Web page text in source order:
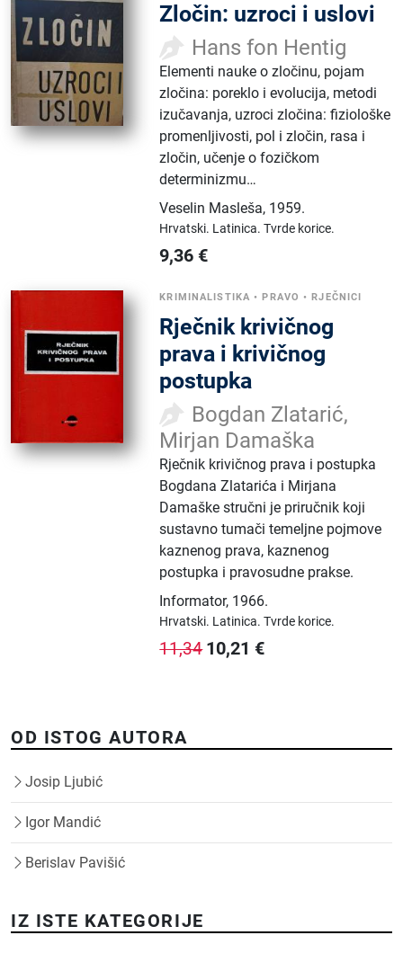
Zločin: uzroci i uslovi
Hans fon Hentig
Elementi nauke o zločinu, pojam
zločina: poreklo i evolucija, metodi
izučavanja, uzroci zločina: fiziološke
promenljivosti, pol i zločin, rasa i
zločin, učenje o fozičkom
determinizmu…
Veselin Masleša, 1959.
Hrvatski. Latinica.Tvrde korice.
9,36 €
KRIMINALISTIKA • PRAVO • RJEČNICI
Rječnik krivičnog
prava i krivičnog
postupka
Bogdan Zlatarić,
Mirjan Damaška
Rječnik krivičnog prava i postupka
Bogdana Zlatarića i Mirjana
Damaške stručni je priručnik koji
sustavno tumači temeljne pojmove
kaznenog prava, kaznenog
postupka i pravosudne prakse.
Informator, 1966.
Hrvatski. Latinica.Tvrde korice.
11,34 10,21 €
OD ISTOG AUTORA
Josip Ljubić
Igor Mandić
Berislav Pavišić
IZ ISTE KATEGORIJE